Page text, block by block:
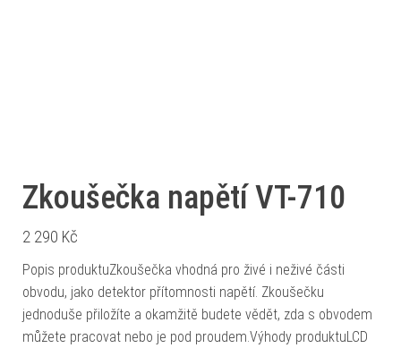
Zkoušečka napětí VT-710
2 290 Kč
Popis produktuZkoušečka vhodná pro živé i neživé části
obvodu, jako detektor přítomnosti napětí. Zkoušečku
jednoduše přiložíte a okamžitě budete vědět, zda s obvodem
můžete pracovat nebo je pod proudem.Výhody produktuLCD